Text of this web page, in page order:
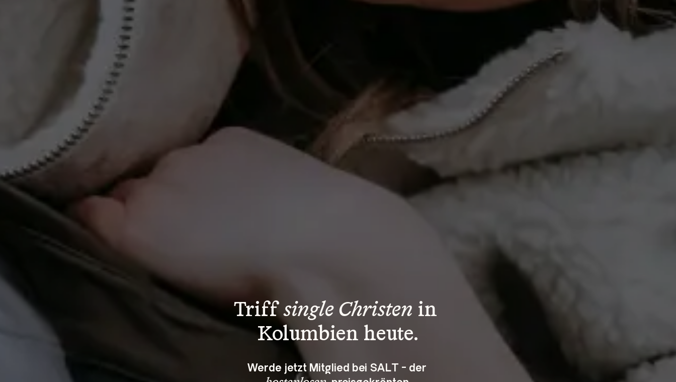
Triff single Christen in
Kolumbien heute.
Werde jetzt Mitglied bei SALT - der